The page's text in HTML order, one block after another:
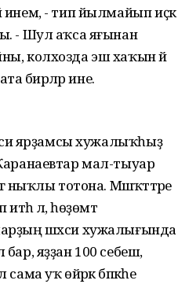
инем, - тип йылмайып иҫкә
- Шул аҡса яғынан
колхозда эш хаҡын йә
бирәләр ине.
ярҙамсы хужалыҡһыҙ
мал-тыуар
ныҡлы тотона. Мәшәҡәттәре
лә, һөҙөмтә
шәхси хужалығында
яҙҙан 100 себеш,
уҡ өйрәк бәпкәһе